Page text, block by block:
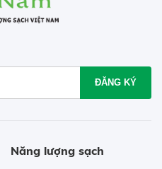
ĐĂNG KÝ
Năng lượng sạch